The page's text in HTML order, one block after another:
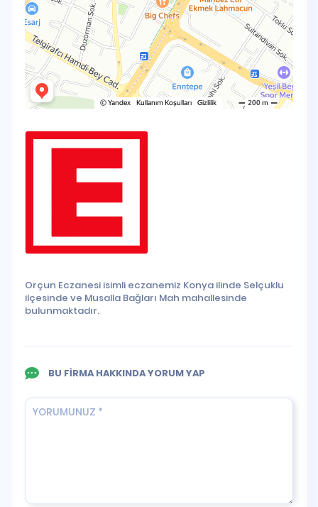
Orçun Eczanesi isimli eczanemiz Konya ilinde Selçuklu
ilçesinde ve Musalla Bağları Mah mahallesinde
bulunmaktadır.
BU FİRMA HAKKINDA YORUM YAP